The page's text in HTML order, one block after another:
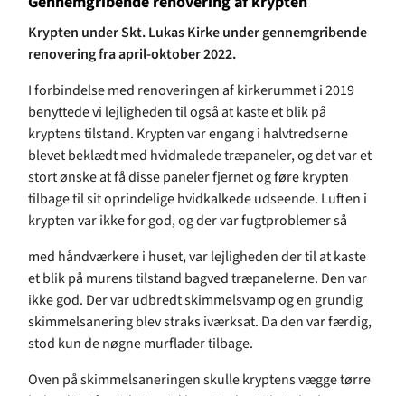
Krypten under Skt. Lukas Kirke under gennemgribende
renovering fra april-oktober 2022.
I forbindelse med renoveringen af kirkerummet i 2019
benyttede vi lejligheden til også at kaste et blik på
kryptens tilstand. Krypten var engang i halvtredserne
blevet beklædt med hvidmalede træpaneler, og det var et
stort ønske at få disse paneler fjernet og føre krypten
tilbage til sit oprindelige hvidkalkede udseende. Luften i
krypten var ikke for god, og der var fugtproblemer så
med håndværkere i huset, var lejligheden der til at kaste
et blik på murens tilstand bagved træpanelerne. Den var
ikke god. Der var udbredt skimmelsvamp og en grundig
skimmelsanering blev straks iværksat. Da den var færdig,
stod kun de nøgne murflader tilbage.
Oven på skimmelsaneringen skulle kryptens vægge tørre